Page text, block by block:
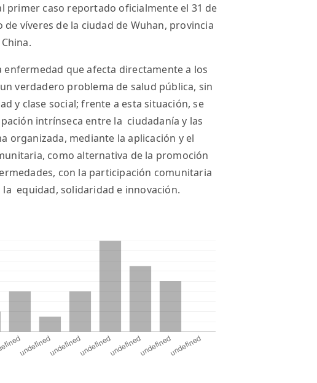
primer caso reportado oficialmente el 31 de
víveres de la ciudad de Wuhan, provincia
enfermedad que afecta directamente a los
verdadero problema de salud pública, sin
y clase social; frente a esta situación, se
intrínseca entre la ciudadanía y las
organizada, mediante la aplicación y el
como alternativa de la promoción
con la participación comunitaria
la equidad, solidaridad e innovación.